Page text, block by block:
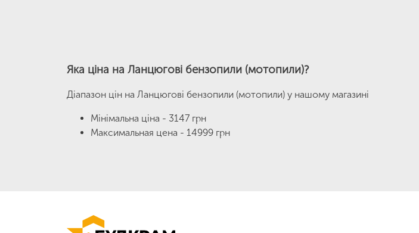
Яка ціна на Ланцюгові бензопили (мотопили)?
Діапазон цін на Ланцюгові бензопили (мотопили) у нашому магазині
Мінімальна ціна - 3147 грн
Максимальная цена - 14999 грн